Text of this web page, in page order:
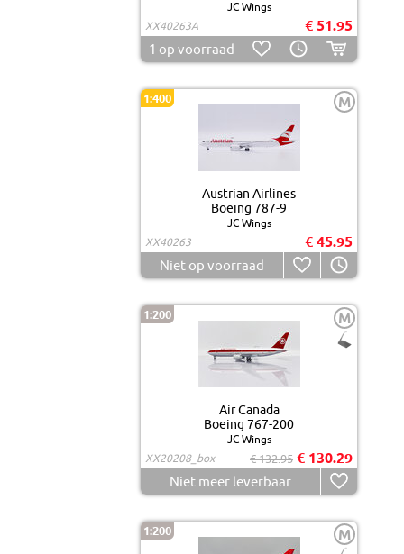
JC Wings
XX40263A
€ 51.95
1 op voorraad
1:400 M
Austrian Airlines
Boeing 787-9
JC Wings
XX40263
€ 45.95
Niet op voorraad
1:200 M
Air Canada
Boeing 767-200
JC Wings
XX20208_box
€ 132.95 € 130.29
Niet meer leverbaar
1:200 M